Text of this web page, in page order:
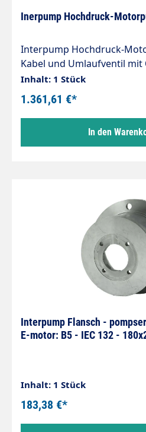
Inerpump Hochdruck-
Interpump Hochdruck-
Kabel und Umlaufventil mit
Für SB-Anlagen und
Abmessungen: 455 x 320 x
15l/min Umdrehungen:
Elektromotor: 5,0KW, 400V.
Inhalt: 1 Stück
1.361,61 €*
In den
Interpump Flansch -
E-motor: B5 - IEC 132 -
Inhalt: 1 Stück
183,38 €*